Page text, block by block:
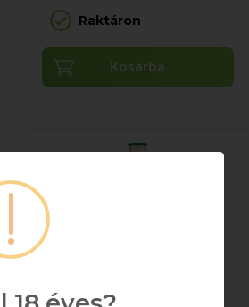
Raktáron
Kosárba